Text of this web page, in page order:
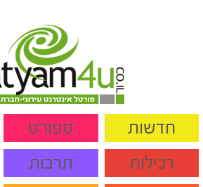
חדשות ספורט
רכילות
תרבות